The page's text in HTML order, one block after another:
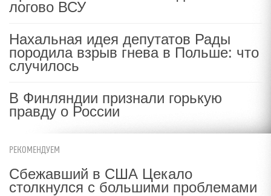
логово ВСУ
Нахальная идея депутатов Рады
породила взрыв гнева в Польше: что
случилось
В Финляндии признали горькую
правду о России
РЕКОМЕНДУЕМ
Сбежавший в США Цекало
столкнулся с большими проблемами